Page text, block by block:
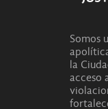
Somos
la
acceso